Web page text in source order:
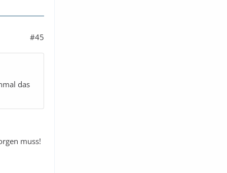
#45
das
muss!